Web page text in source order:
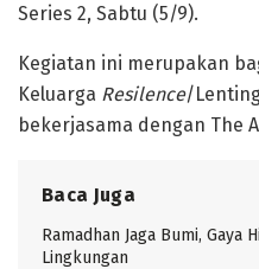
Series 2, Sabtu (5/9).
Kegiatan ini merupakan
Keluarga Resilence/
bekerjasama dengan The
Baca Juga
Ramadhan Jaga Bumi, Gaya
Lingkungan